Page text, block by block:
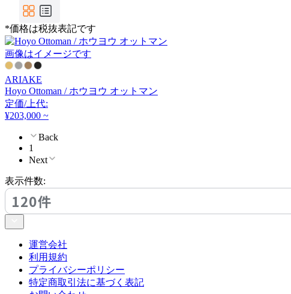
FLANNEL SOFA
フランネルソファ
FRITZ HANSEN
フリッツハンセン
Fumi
GERVASONI
ジェルバゾーニ
HAY
*価格は税抜表記です
画像はイメージです
ARIAKE
Hoyo Ottoman / ホウヨウ オットマン
定価/上代:
¥203,000 ~
Back
1
Next
表示件数:
120件
運営会社
利用規約
プライバシーポリシー
特定商取引法に基づく表記